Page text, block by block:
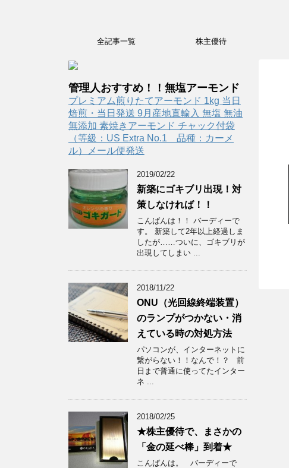
全記事一覧 株主優待
管理人おすすめ！！無塩アーモンド
プレミアム煎りたてアーモンド 1kg 当日
焙煎・当日発送 9月産地直輸入 無塩 無油
無添加 素焼きアーモンド チャック付袋
（等級：US Extra No.1 品種：カーメ
ル）メール便発送
2019/02/22
新築にゴキブリ出現！対
策しなければ！！
こんばんは！！ バーディーで
す。 新築して2年以上経過しま
したが……ついに、ゴキブリが
出現してしまい ...
2018/11/22
ONU（光回線終端装置）
のランプがつかない・消
えている時の対処方法
パソコンが、インターネットに
繋がらない！！なんで！？ 前
日まで普通に使ってたインター
ネ ...
2018/02/25
★株主優待で、まさかの
「金の延べ棒」到着★
こんばんは。 バーディーで